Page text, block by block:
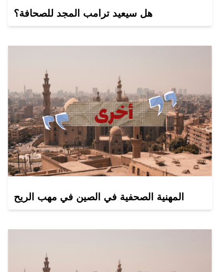
هل سيعيد ترامب المجد للصحافة؟
المهنية الصحفية في الصين في مهب الريح